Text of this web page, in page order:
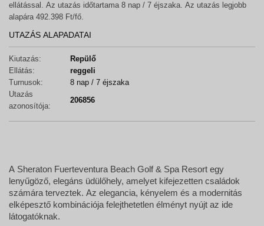
ellátással. Az utazás időtartama 8 nap / 7 éjszaka. Az utazás legjobb
alapára 492.398 Ft/fő.
UTAZÁS ALAPADATAI
Kiutazás:
Repülő
Ellátás:
reggeli
Turnusok:
8 nap / 7 éjszaka
Utazás
azonosítója:
206856
A Sheraton Fuerteventura Beach Golf & Spa Resort egy
lenyűgöző, elegáns üdülőhely, amelyet kifejezetten családok
számára terveztek. Az elegancia, kényelem és a modernitás
elképesztő kombinációja felejthetetlen élményt nyújt az ide
látogatóknak.